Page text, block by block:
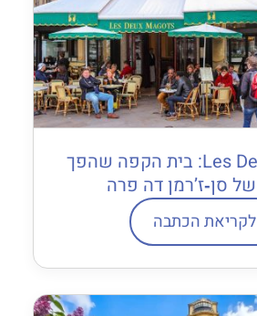
Les Deux Magots: בית הקפה שהפך
סן‐ז’רמן דה פרה
לקריאת הכתבה